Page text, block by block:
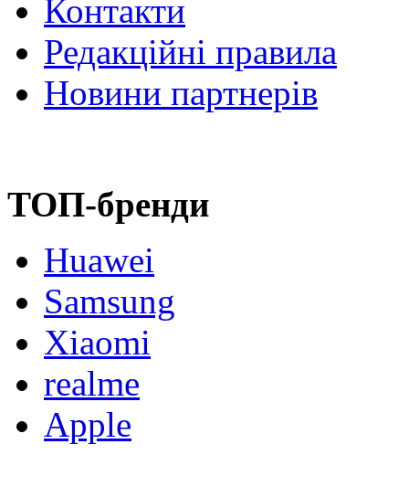
Контакти
Редакційні правила
Новини партнерів
ТОП-бренди
Huawei
Samsung
Xiaomi
realme
Apple